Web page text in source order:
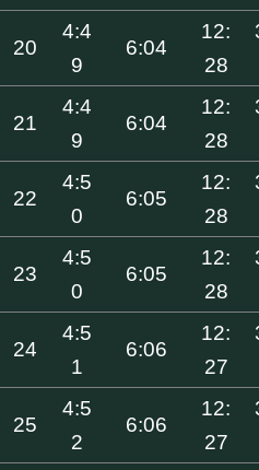
20
4:4
9
6:04
12:
28
21
4:4
9
6:04
12:
28
22
4:5
0
6:05
12:
28
23
4:5
0
6:05
12:
28
24
4:5
1
6:06
12:
27
25
4:5
2
6:06
12:
27